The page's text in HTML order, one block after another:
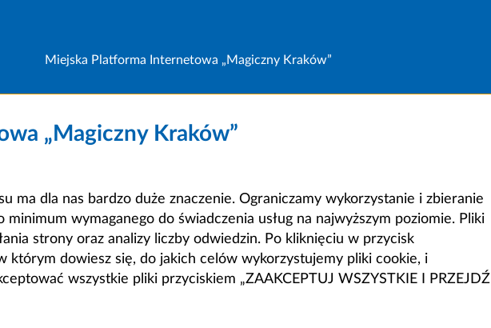
Miejska Platforma Internetowa „Magiczny Kraków”
„Magiczny Kraków”
ma dla nas bardzo duże znaczenie. Ograniczamy wykorzystanie i zbieranie
wymaganego do świadczenia usług na najwyższym poziomie. Pliki
strony oraz analizy liczby odwiedzin. Po kliknięciu w przycisk
którym dowiesz się, do jakich celów wykorzystujemy pliki cookie, i
wszystkie pliki przyciskiem „ZAAKCEPTUJ WSZYSTKIE I PRZEJDŹ